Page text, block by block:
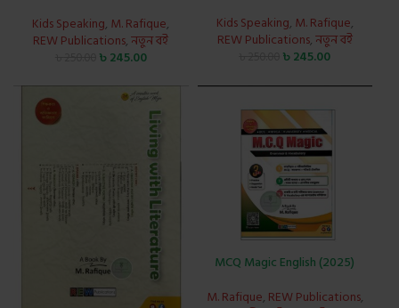
Kids Speaking, M. Rafique,
REW Publications,নতুন বই
৳245.00
Kids Speaking, M. Rafique,
REW Publications,নতুন বই
৳245.00
MCQ Magic English (2025)
M. Rafique, REW Publications,